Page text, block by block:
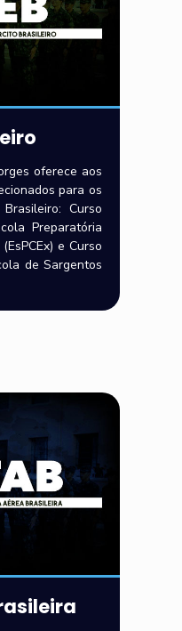
oferece aos
para os
Curso
Preparatória
e Curso
de Sargentos